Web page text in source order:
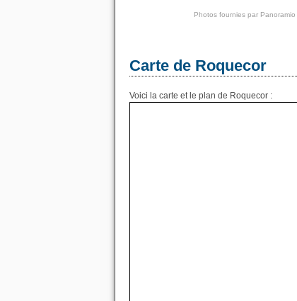
Photos fournies par Panoramio
Carte de Roquecor
Voici la carte et le plan de Roquecor :